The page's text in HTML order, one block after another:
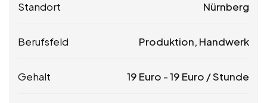
Standort Nürnberg
Berufsfeld Produktion, Handwerk
Gehalt 19 Euro -19 Euro / Stunde